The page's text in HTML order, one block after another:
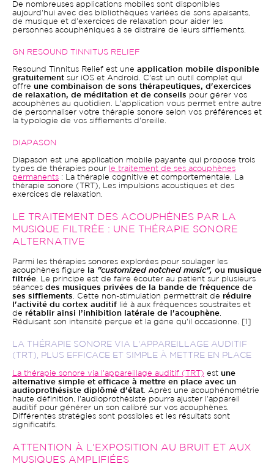
De nombreuses applications mobiles sont disponibles
aujourd'hui avec des bibliothèques variées de sons apaisants,
de musique et d'exercices de relaxation pour aider les
personnes acouphéniques à se distraire de leurs sifflements.
GN RESOUND TINNITUS RELIEF
Resound Tinnitus Relief est une application mobile disponible
gratuitement sur iOS et Android. C'est un outil complet qui
offre une combinaison de sons thérapeutiques, d'exercices
de relaxation, de méditation et de conseils pour gérer vos
acouphènes au quotidien. L'application vous permet entre autre
de personnaliser votre thérapie sonore selon vos préférences et
la typologie de vos sifflements d'oreille.
DIAPASON
Diapason est une application mobile payante qui propose trois
types de thérapies pour
le traitement de ses acouphènes
permanents : La thérapie cognitive et comportementale, La
thérapie sonore (TRT), Les impulsions acoustiques et des
exercices de relaxation.
LE TRAITEMENT DES ACOUPHÈNES PAR LA
MUSIQUE FILTRÉE : UNE THÉRAPIE SONORE
ALTERNATIVE
Parmi les thérapies sonores explorées pour soulager les
acouphènes figure
la "customized notched music", ou musique
filtrée . Le principe est de faire écouter au patient sur plusieurs
séances des musiques privées de la bande de fréquence de
ses sifflements . Cette non-stimulation permettrait de réduire
l'activité du cortex auditif lié à aux fréquences soustraites et
de rétablir ainsi l’inhibition latérale de l'acouphène
Réduisant son intensité perçue et la gêne qu'il occasionne. [1]
LA THÉRAPIE SONORE VIA L'APPAREILLAGE AUDITIF
(TRT), PLUS EFFICACE ET SIMPLE À METTRE EN PLACE
La thérapie sonore via l'appareillage auditif (TRT) est une
alternative simple et efficace à mettre en place avec un
audioprothésiste diplômé d'état . Après une acouphénométrie
haute définition, l'audioprothésiste pourra ajuster l'appareil
auditif pour générer un son calibré sur vos acouphènes.
Différentes stratégies sont possibles et les résultats sont
significatifs.
ATTENTION À L'EXPOSITION AU BRUIT ET AUX
MUSIQUES AMPLIFIÉES